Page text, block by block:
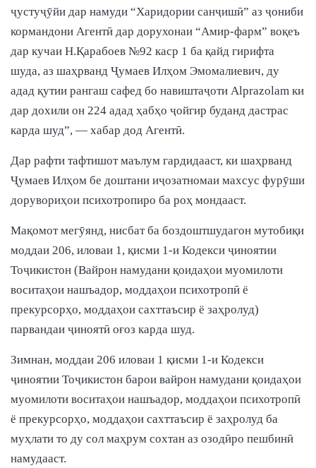
ҷустуҷӯйи дар намуди “Харидории санҷишӣ” аз ҷониби
кормандони Агентӣ дар дорухонаи “Амир-фарм” воқеъ
дар кучаи Н.Қарабоев №92 каср 1 ба қайд гирифта
шуда, аз шаҳрванд Ҷумаев Илҳом Эмомалиевич, ду
адад қутии рангаш сафед бо навиштаҷоти Alprazolam ки
дар дохили он 224 адад ҳабҳо ҷойгир буданд дастрас
карда шуд”, — хабар дод Агентӣ.
Дар рафти тафтишот маълум гардидааст, ки шаҳрванд
Ҷумаев Илҳом бе доштани иҷозатномаи махсус фурӯши
дорувориҳои психотропиро ба роҳ мондааст.
Мақомот мегӯянд, нисбат ба боздоштшудагон мутобиқи
моддаи 206, иловаи 1, қисми 1-и Кодекси ҷиноятии
Тоҷикистон (Вайрон намудани қоидаҳои муомилоти
воситаҳои нашъадор, моддаҳои психотропӣ ё
прекурсорҳо, моддаҳои сахттаъсир ё заҳролуд)
парвандаи ҷиноятӣ оғоз карда шуд.
Зимнан, моддаи 206 иловаи 1 қисми 1-и Кодекси
ҷиноятии Тоҷикистон барои вайрон намудани қоидаҳои
муомилоти воситаҳои нашъадор, моддаҳои психотропӣ
ё прекурсорҳо, моддаҳои сахттаъсир ё заҳролуд ба
муҳлати то ду сол маҳрум сохтан аз озодӣро пешбинӣ
намудааст.